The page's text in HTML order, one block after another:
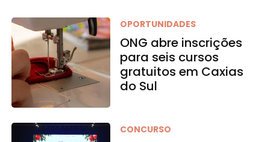
OPORTUNIDADES
ONG abre inscrições
para seis cursos
gratuitos em Caxias
do Sul
CONCURSO